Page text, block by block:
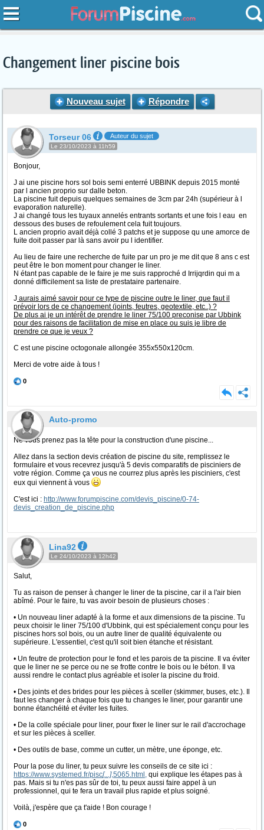
Changement liner piscine bois
Nouveau sujet Répondre
Torseur 06 Auteur du sujet
Le 23/10/2023 à 11h59
Bonjour,
J ai une piscine hors sol bois semi enterré UBBINK depuis 2015 monté
par l ancien proprio sur dalle beton.
La piscine fuit depuis quelques semaines de 3cm par 24h (supérieur à l
evaporation naturelle).
J ai changé tous les tuyaux annelés entrants sortants et une fois l eau en
dessous des buses de refoulement cela fuit toujours.
L ancien proprio avait déjà collé 3 patchs et je suppose qu une amorce de
fuite doit passer par là sans avoir pu l identifier.
Au lieu de faire une recherche de fuite par un pro je me dit que 8 ans c est
peut être le bon moment pour changer le liner.
N étant pas capable de le faire je me suis rapproché d Irrijqrdin qui m a
donné difficilement sa liste de prestataire partenaire.
J aurais aimé savoir pour ce type de piscine outre le liner, que faut il
prévoir lors de ce changement (joints, feutres, geotextile, etc..) ?
De plus ai je un intérêt de prendre le liner 75/100 preconise par Ubbink
pour des raisons de facilitation de mise en place ou suis je libre de
prendre ce que je veux ?
C est une piscine octogonale allongée 355x550x120cm.
Merci de votre aide à tous !
0
Auto-promo
Ne vous prenez pas la tête pour la construction d'une piscine...
Allez dans la section devis création de piscine du site, remplissez le
formulaire et vous recevrez jusqu'à 5 devis comparatifs de pisciniers de
votre région. Comme ça vous ne courrez plus après les pisciniers, c'est
eux qui viennent à vous
C'est ici : http://www.forumpiscine.com/devis_piscine/0-74-
devis_creation_de_piscine.php
Lina92
Le 24/10/2023 à 12h42
Salut,
Tu as raison de penser à changer le liner de ta piscine, car il a l'air bien
abîmé. Pour le faire, tu vas avoir besoin de plusieurs choses :
• Un nouveau liner adapté à la forme et aux dimensions de ta piscine. Tu
peux choisir le liner 75/100 d'Ubbink, qui est spécialement conçu pour les
piscines hors sol bois, ou un autre liner de qualité équivalente ou
supérieure. L'essentiel, c'est qu'il soit bien étanche et résistant.
• Un feutre de protection pour le fond et les parois de ta piscine. Il va éviter
que le liner ne se perce ou ne se frotte contre le bois ou le béton. Il va
aussi rendre le contact plus agréable et isoler la piscine du froid.
• Des joints et des brides pour les pièces à sceller (skimmer, buses, etc.). Il
faut les changer à chaque fois que tu changes le liner, pour garantir une
bonne étanchéité et éviter les fuites.
• De la colle spéciale pour liner, pour fixer le liner sur le rail d'accrochage
et sur les pièces à sceller.
• Des outils de base, comme un cutter, un mètre, une éponge, etc.
Pour la pose du liner, tu peux suivre les conseils de ce site ici :
https://www.systemed.fr/pisc[...],5065.html, qui explique les étapes pas à
pas. Mais si tu n'es pas sûr de toi, tu peux aussi faire appel à un
professionnel, qui te fera un travail plus rapide et plus soigné.
Voilà, j'espère que ça t'aide ! Bon courage !
0